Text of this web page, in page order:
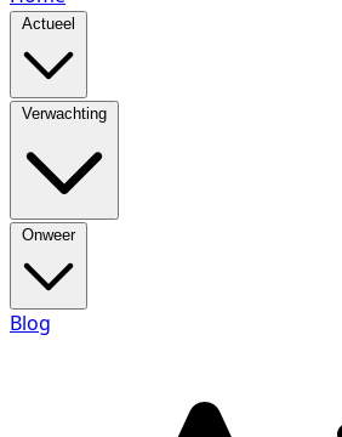
Actueel
Verwachting
Onweer
Blog